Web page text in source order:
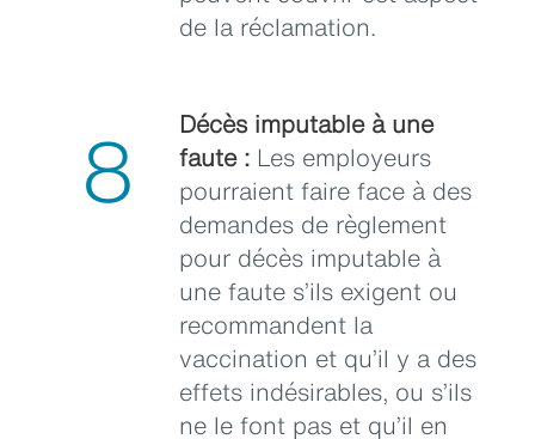
de la réclamation.
8
Décès imputable à une
faute : Les employeurs
pourraient faire face à des
demandes de règlement
pour décès imputable à
une faute s’ils exigent ou
recommandent la
vaccination et qu’il y a des
effets indésirables, ou s’ils
ne le font pas et qu’il en